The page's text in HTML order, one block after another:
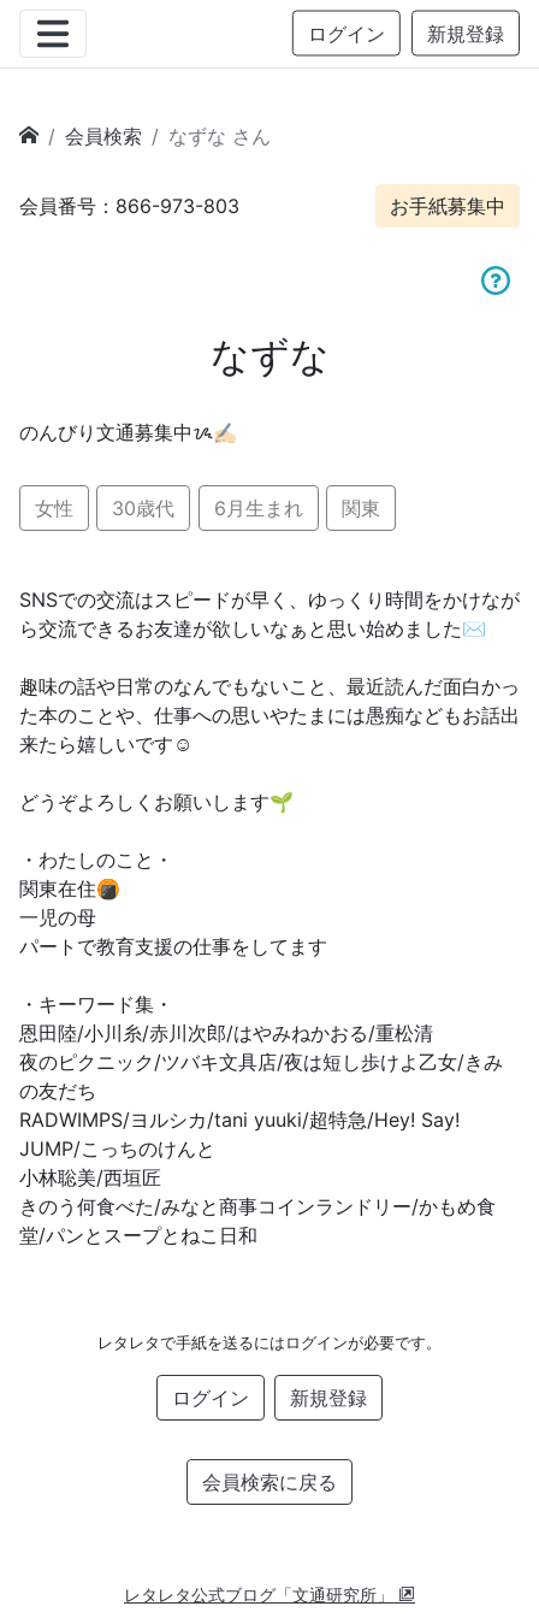
ログイン 新規登録
会員検索 なずな さん
会員番号：866-973-803 お手紙募集中
なずな
のんびり文通募集中ᝰ✍🏻
女性 30歳代 6月生まれ 関東
SNSでの交流はスピードが早く、ゆっくり時間をかけなが
ら交流できるお友達が欲しいなぁと思い始めました✉️
趣味の話や日常のなんでもないこと、最近読んだ面白かっ
た本のことや、仕事への思いやたまには愚痴などもお話出
来たら嬉しいです☺️
どうぞよろしくお願いします🌱
・わたしのこと・
関東在住🍘
一児の母
パートで教育支援の仕事をしてます
・キーワード集・
恩田陸/小川糸/赤川次郎/はやみねかおる/重松清
夜のピクニック/ツバキ文具店/夜は短し歩けよ乙女/きみ
の友だち
RADWIMPS/ヨルシカ/tani yuuki/超特急/Hey! Say!
JUMP/こっちのけんと
小林聡美/西垣匠
きのう何食べた/みなと商事コインランドリー/かもめ食
堂/パンとスープとねこ日和
レタレタで手紙を送るにはログインが必要です。
ログイン 新規登録
会員検索に戻る
レタレタ公式ブログ「文通研究所」